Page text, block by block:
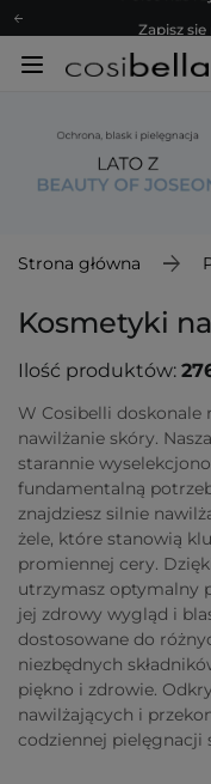
Bezpłatne
Poleć nas i
Zapisz
Strona główna
Kosmetyki
Ilość produktów:
W Cosibelli doskonale
nawilżanie skóry.
starannie
fundamentalną
znajdziesz silnie
żele, które stanowią
promiennej cery.
utrzymasz optymalny
jej zdrowy wygląd i
dostosowane do
niezbędnych
piękno i zdrowie.
nawilżających i
codziennej pielęgnacji